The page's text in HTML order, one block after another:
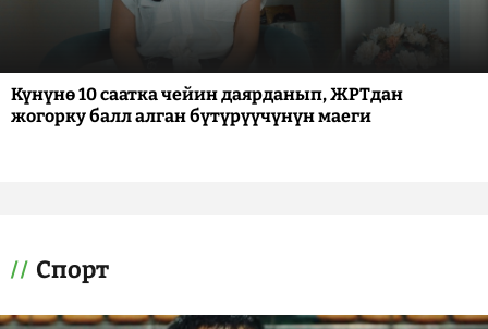
Күнүнө 10 саатка чейин даярданып, ЖРТдан
жогорку балл алган бүтүрүүчүнүн маеги
Спорт